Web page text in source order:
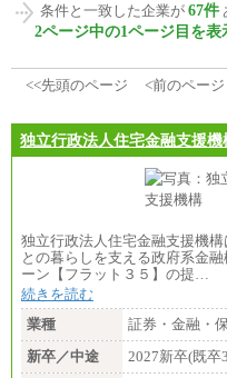
条件と一致した企業が 67件
2ページ中の1ページ目を表
<<先頭のページ
<前のページ
独立行政法人住宅金融支援機
独立行政法人住宅金融支援機
との暮らしを支える政府系金
ーン【フラット３５】の提…
続きを読む
業種
証券・金融・
新卒／中途
2027新卒(既卒